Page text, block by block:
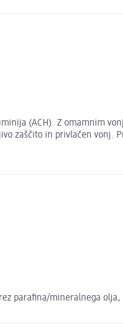
(ACH). Z omamnim
zaščito in privlačen vonj.
parafina/mineralnega